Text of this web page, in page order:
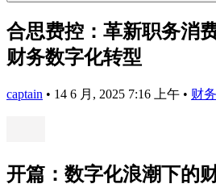
合思费控：革新职务消
财务数字化转型
captain • 14 6 月, 2025 7:16 上午 • 财
开篇：数字化浪潮下的